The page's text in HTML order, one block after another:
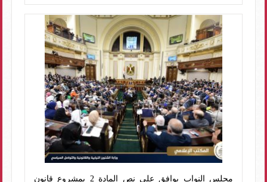
مجلس النواب يوافق على نص المادة 2 بمشروع قانون